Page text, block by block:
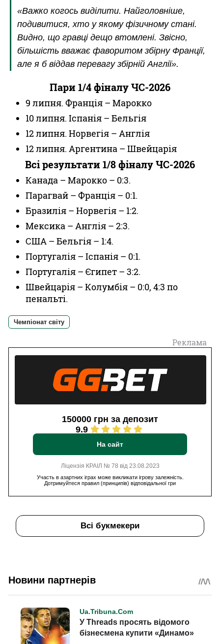
«Важко когось виділити. Найголовніше,
подивитися, хто у якому фізичному стані.
Видно, що гравці дещо втомлені. Звісно,
більшість вважає фаворитом збірну Франції,
але я б віддав перевагу збірній Англії».
Пари 1/4 фіналу ЧС-2026
9 липня. Франція – Марокко
10 липня. Іспанія – Бельгія
12 липня. Норвегія – Англія
12 липня. Аргентина – Швейцарія
Всі результати 1/8 фіналу ЧС-2026
Канада – Марокко – 0:3.
Парагвай – Франція – 0:1.
Бразилія – Норвегія – 1:2.
Мексика – Англія – 2:3.
США – Бельгія – 1:4.
Португалія – Іспанія – 0:1.
Португалія – Єгипет – 3:2.
Швейцарія – Колумбія – 0:0, 4:3 по
пенальті.
Чемпіонат світу
Реклама
150000 грн за депозит
9.9
На сайт
Ліцензія КРАІЛ № 78 від 23.08.2023
Участь в азартних іграх може викликати ігрову залежність.
Дотримуйтеся правил (принципів) відповідальної гри
Всі букмекери